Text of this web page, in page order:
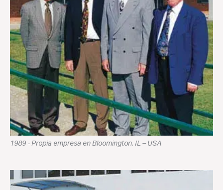
1989 - Propia empresa en Bloomington, IL – USA